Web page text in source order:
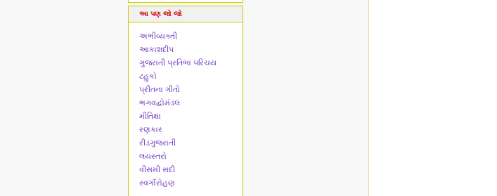
આ પણ જો જો
અભીવ્યક્તી
આકાશદીપ
ગુજરાતી પ્રતિભા પરિચય
ટહુકો
પ્રીતના ગીતો
ભગવદ્વોમંડલ
મીતિક્ષા
રણકાર
રીડગુજરાતી
લયસ્તરો
વીસમી સદી
સ્વર્ગારોહણ